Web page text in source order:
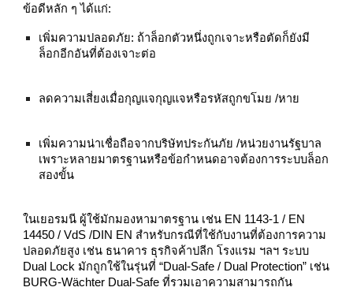
ข้อดีหลัก ๆ ได้แก่:
เพิ่มความปลอดภัย: ถ้าล็อกตัวหนึ่งถูกเจาะหรือตัดก็ยังมี
ล็อกอีกอันที่ต้องเจาะต่อ
ลดความเสี่ยงเมื่อกุญแจกุญแจหรือรหัสถูกขโมย /หาย
เพิ่มความน่าเชื่อถือจากบริษัทประกันภัย /หน่วยงานรัฐบาล
เพราะหลายมาตรฐานหรือข้อกำหนดอาจต้องการระบบล็อก
สองขั้น
ในเยอรมนี ผู้ใช้มักมองหามาตรฐาน เช่น EN 1143‑1 / EN
14450 / VdS /DIN EN สำหรับกรณีที่ใช้กับงานที่ต้องการความ
ปลอดภัยสูง เช่น ธนาคาร ธุรกิจค้าปลีก โรงแรม ฯลฯ ระบบ
Dual Lock มักถูกใช้ในรุ่นที่ “Dual‑Safe / Dual Protection” เช่น
BURG‑Wächter Dual‑Safe ที่รวมเอาความสามารถกัน